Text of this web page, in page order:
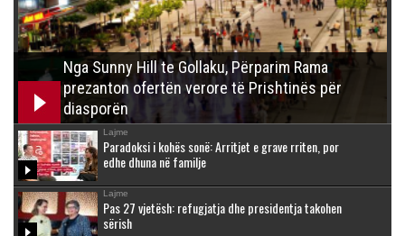
Nga Sunny Hill te Gollaku, Përparim Rama
prezanton ofertën verore të Prishtinës për
diasporën
Lajme
Paradoksi i kohës sonë: Arritjet e grave rriten, por
edhe dhuna në familje
Lajme
Pas 27 vjetësh: refugjatja dhe presidentja takohen
sërish